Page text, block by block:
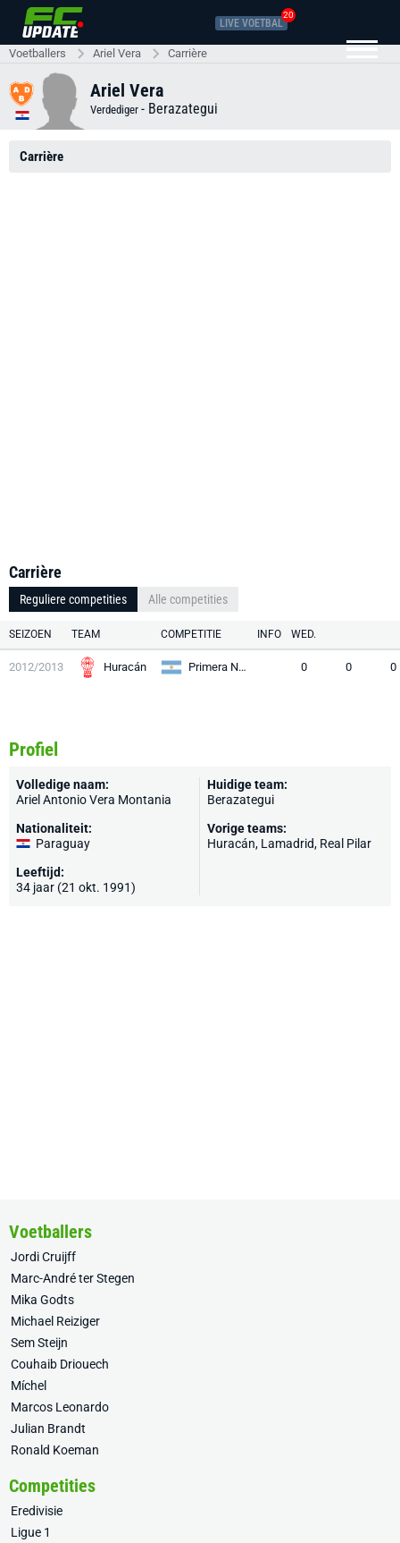
LIVE VOETBAL
20
Voetballers Ariel Vera Carrière
Ariel Vera
Verdediger - Berazategui
Carrière
Carrière
Reguliere competities Alle competities
SEIZOEN TEAM COMPETITIE INFO WED.
2012/2013 Huracán Primera Nacional 0 0 0
Profiel
Volledige naam:
Ariel Antonio Vera Montania
Nationaliteit:
Paraguay
Leeftijd:
34 jaar (21 okt. 1991)
Huidige team:
Berazategui
Vorige teams:
Huracán, Lamadrid, Real Pilar
Voetballers
Jordi Cruijff
Marc-André ter Stegen
Mika Godts
Michael Reiziger
Sem Steijn
Couhaib Driouech
Míchel
Marcos Leonardo
Julian Brandt
Ronald Koeman
Competities
Eredivisie
Ligue 1